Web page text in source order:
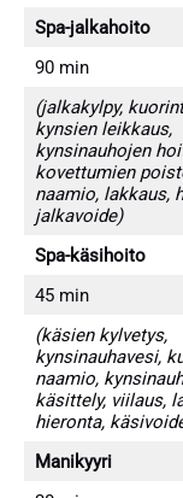
Spa-jalkahoito
90 min
(jalkakylpy,
kynsien leikkaus,
kynsinauhojen
kovettumien
naamio, lakkaus,
jalkavoide)
Spa-käsihoito
45 min
(käsien kylvetys,
kynsinauhavesi,
naamio,
käsittely, viilaus,
hieronta,
Manikyyri